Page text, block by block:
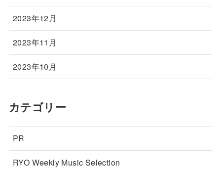
2023年12月
2023年11月
2023年10月
カテゴリー
PR
RYO Weekly Music Selection